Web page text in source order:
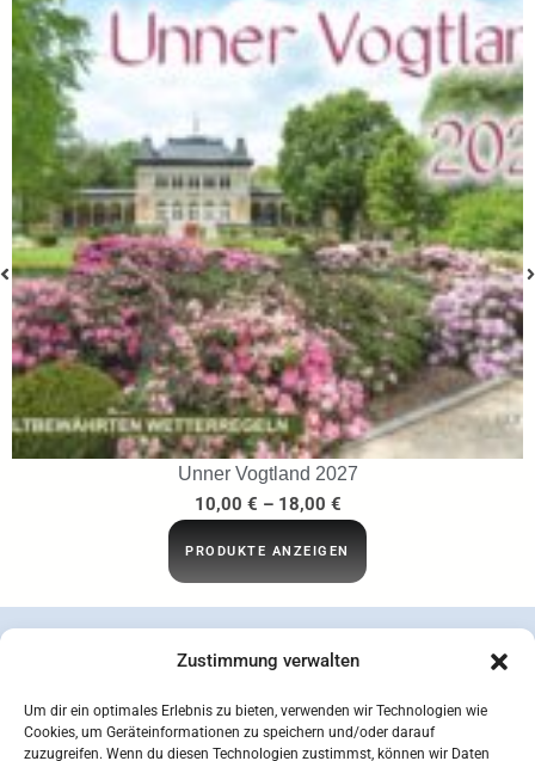
Zustimmung verwalten
Um dir ein optimales Erlebnis zu bieten, verwenden wir Technologien wie
Cookies, um Geräteinformationen zu speichern und/oder darauf
zuzugreifen. Wenn du diesen Technologien zustimmst, können wir Daten
…ins Netz gegangen
IN DEN WARENKORB